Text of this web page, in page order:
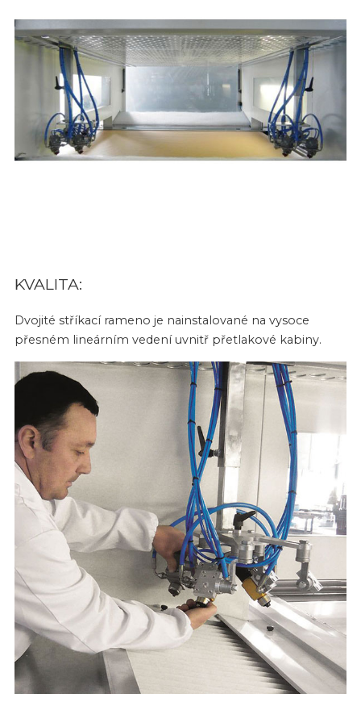
KVALITA:
Dvojité stříkací rameno je nainstalované na vysoce
přesném lineárním vedení uvnitř přetlakové kabiny.